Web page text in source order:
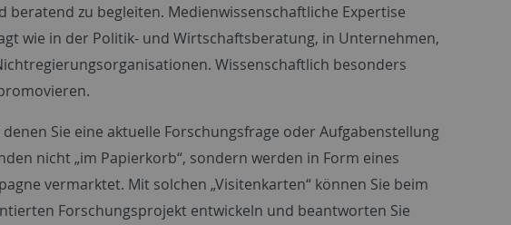
zu begleiten. Medienwissenschaftliche Expertise
wie in der Politik- und Wirtschaftsberatung, in Unternehmen,
Wissenschaftlich besonders
Sie eine aktuelle Forschungsfrage oder Aufgabenstellung
nicht „im Papierkorb“, sondern werden in Form eines
vermarktet. Mit solchen „Visitenkarten“ können Sie beim
Forschungsprojekt entwickeln und beantworten Sie